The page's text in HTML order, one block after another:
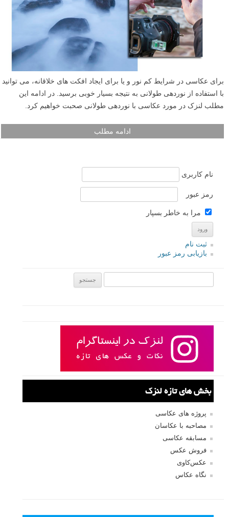
برای عکاسی در شرایط کم نور و یا برای ایجاد افکت های خلاقانه، می توانید
با استفاده از نوردهی طولانی به نتیجه بسیار خوبی برسید. در ادامه این
مطلب لنزک در مورد عکاسی با نوردهی طولانی صحبت خواهیم کرد.
ادامه مطلب
نام کاربری
رمز عبور
مرا به خاطر بسپار
ثبت نام
بازیابی رمز عبور
بخش های تازه لنزک
پروژه های عکاسی
مصاحبه با عکاسان
مسابقه عکاسی
فروش عکس
عکس‌کاوی
نگاه عکاس